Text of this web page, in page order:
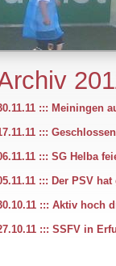
::: Meiningen
:::
::: SG Helba
::: Der PSV
::: Aktiv hoch
::: SSFV in